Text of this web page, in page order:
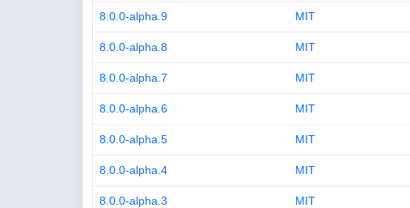
8.0.0-alpha.9 MIT
8.0.0-alpha.8 MIT
8.0.0-alpha.7 MIT
8.0.0-alpha.6 MIT
8.0.0-alpha.5 MIT
8.0.0-alpha.4 MIT
8.0.0-alpha.3 MIT